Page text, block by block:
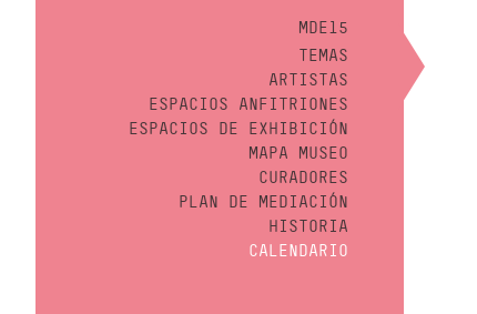
MDE15
TEMAS
ARTISTAS
ESPACIOS ANFITRIONES
ESPACIOS DE EXHIBICIÓN
MAPA MUSEO
CURADORES
PLAN DE MEDIACIÓN
HISTORIA
CALENDARIO